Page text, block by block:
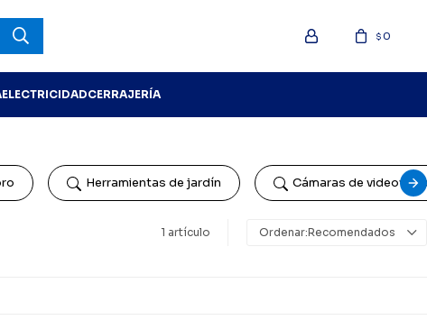
ELECTRICIDADCERRAJERÍA
$0
Herramientas de jardín Cámaras de
1 artículo Recomendados